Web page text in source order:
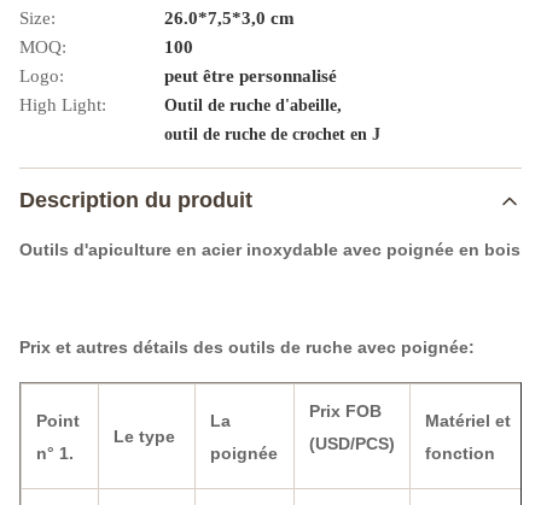
Size:
26.0*7,5*3,0 cm
MOQ:
100
Logo:
peut être personnalisé
High Light:
Outil de ruche d'abeille,
outil de ruche de crochet en J
Description du produit
Outils d'apiculture en acier inoxydable avec poignée en bois
Prix et autres détails des outils de ruche avec poignée:
Point
n° 1.
Le type
La
poignée
Prix FOB
(USD/PCS)
Matériel et
fonction